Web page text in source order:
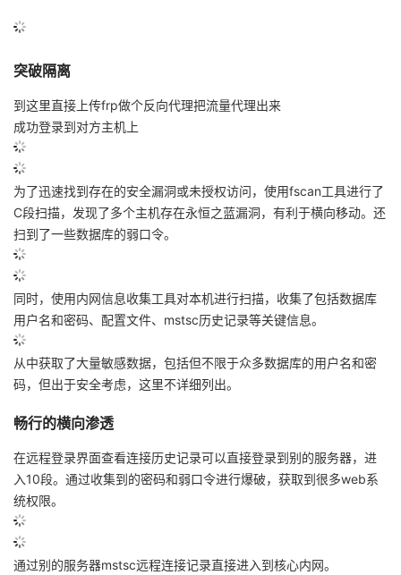
突破隔离
到这里直接上传frp做个反向代理把流量代理出来
成功登录到对方主机上
为了迅速找到存在的安全漏洞或未授权访问，使用fscan工具进行了
C段扫描，发现了多个主机存在永恒之蓝漏洞，有利于横向移动。还
扫到了一些数据库的弱口令。
同时，使用内网信息收集工具对本机进行扫描，收集了包括数据库
用户名和密码、配置文件、mstsc历史记录等关键信息。
从中获取了大量敏感数据，包括但不限于众多数据库的用户名和密
码，但出于安全考虑，这里不详细列出。
畅行的横向渗透
在远程登录界面查看连接历史记录可以直接登录到别的服务器，进
入10段。通过收集到的密码和弱口令进行爆破，获取到很多web系
统权限。
通过别的服务器mstsc远程连接记录直接进入到核心内网。